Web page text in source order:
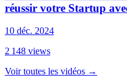
réussir votre Startup
10 déc. 2024
2 148 views
Voir toutes les vidéos →